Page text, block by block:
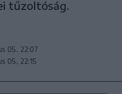
tűzoltóság.
05., 22:07
05., 22:15